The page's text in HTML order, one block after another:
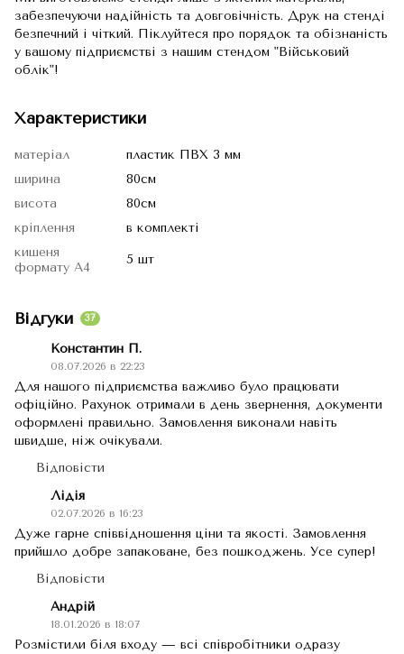
забезпечуючи надійність та довговічність. Друк на стенді
безпечний і чіткий. Піклуйтеся про порядок та обізнаність
у вашому підприємстві з нашим стендом "Військовий
облік"!
Характеристики
матеріал
пластик ПВХ 3 мм
ширина
80см
висота
80см
кріплення
в комплекті
кишеня
формату А4
5 шт
Відгуки 37
Константин П.
08.07.2026 в 22:23
Для нашого підприємства важливо було працювати
офіційно. Рахунок отримали в день звернення, документи
оформлені правильно. Замовлення виконали навіть
швидше, ніж очікували.
Відповісти
Лідія
02.07.2026 в 16:23
Дуже гарне співвідношення ціни та якості. Замовлення
прийшло добре запаковане, без пошкоджень. Усе супер!
Відповісти
Андрій
18.01.2026 в 18:07
Розмістили біля входу — всі співробітники одразу